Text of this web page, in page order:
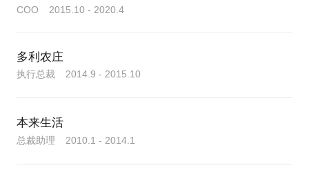
从业多年，我始终坚守谦卑、独立和辩证，希望我们
COO 2015.10 - 2020.4
多利农庄
执行总裁 2014.9 - 2015.10
本来生活
总裁助理 2010.1 - 2014.1